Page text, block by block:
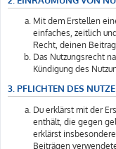
Mit dem Erstellen
einfaches, zeitlich
Recht, deinen
Das Nutzungsrecht
Kündigung des
3. PFLICHTEN DES
Du erklärst mit der
enthält, die gegen
erklärst
Beiträgen